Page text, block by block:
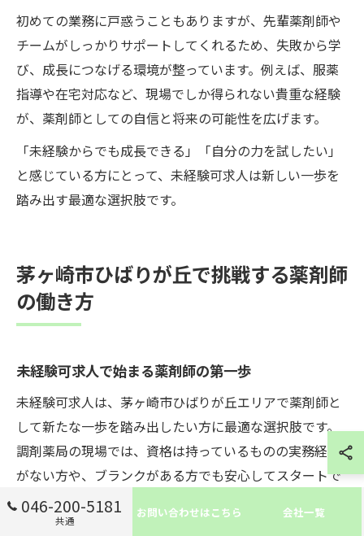
初めての業務に戸惑うこともありますが、先輩薬剤師や
チームがしっかりサポートしてくれるため、失敗から学
び、成長につなげる環境が整っています。例えば、服薬
指導や在宅対応など、現場でしか得られない貴重な経験
が、薬剤師としての自信と将来の可能性を広げます。
「未経験からでも成長できる」「自分の力を試したい」
と感じている方にとって、未経験可求人は新しい一歩を
踏み出す最適な選択肢です。
茅ヶ崎市ひばりが丘で挑戦する薬剤師
の働き方
未経験可求人で始まる薬剤師の第一歩
未経験可求人は、茅ヶ崎市ひばりが丘エリアで薬剤師と
して新たな一歩を踏み出したい方に最適な選択肢です。
調剤薬局の現場では、資格は持っているものの実務経験
がない方や、ブランクがある方でも安心してスタートで
きる環境が整っています。段階的な研修や丁寧な
OJT（現場指導）により、基本的な調剤業務から患者様
046-200-5181
共通
お問い合わせはこちら 会社一覧